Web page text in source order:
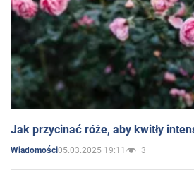
Jak przycinać róże, aby kwitły
Wiadomości05.03.2025 19:11 3